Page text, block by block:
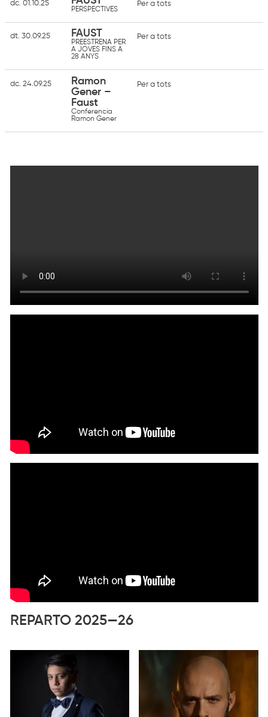
dc. 01.10.25
PERSPECTIVES
Per a tots
dt. 30.09.25 FAUST
PREESTRENA PER
A JOVES FINS A
28 ANYS
Per a tots
dc. 24.09.25
Ramon
Gener –
Faust
Conferencia
Ramon Gener
Per a tots
REPARTO 2025—26